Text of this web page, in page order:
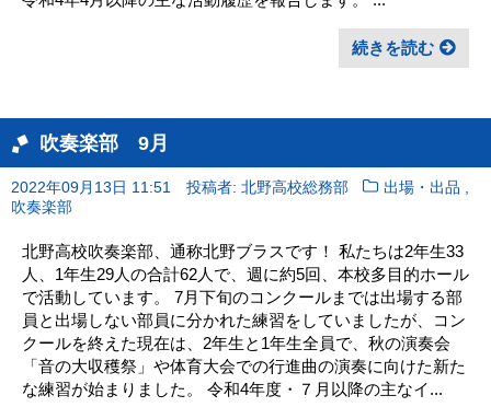
続きを読む
吹奏楽部 9月
2022年09月13日 11:51 投稿者: 北野高校総務部 出場・出品
吹奏楽部
北野高校吹奏楽部、通称北野ブラスです！ 私たちは2年生33
人、1年生29人の合計62人で、週に約5回、本校多目的ホール
で活動しています。 7月下旬のコンクールまでは出場する部
員と出場しない部員に分かれた練習をしていましたが、コン
クールを終えた現在は、2年生と1年生全員で、秋の演奏会
「音の大収穫祭」や体育大会での行進曲の演奏に向けた新た
な練習が始まりました。 令和4年度・７月以降の主なイ...